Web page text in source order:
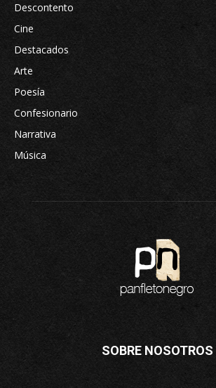
Descontento
Cine
Destacados
Arte
Poesía
Confesionario
Narrativa
Música
SOBRE NOSOTROS